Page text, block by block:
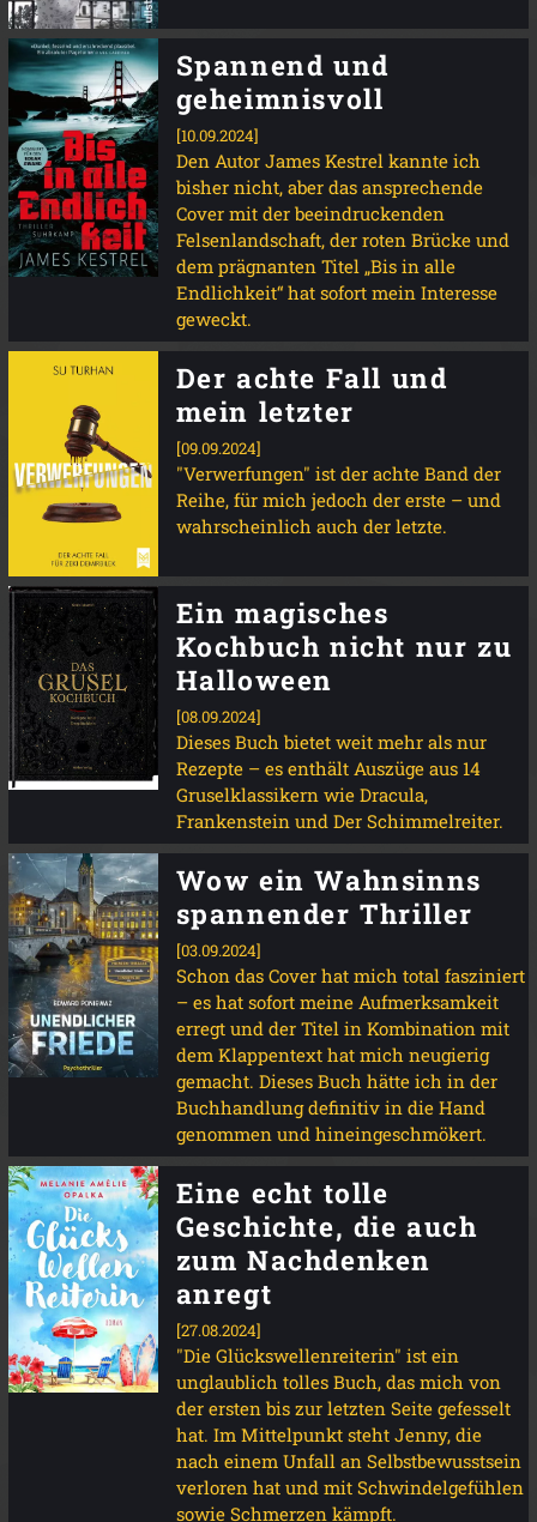
Spannend und
geheimnisvoll
[10.09.2024]
Den Autor James Kestrel kannte ich
bisher nicht, aber das ansprechende
Cover mit der beeindruckenden
Felsenlandschaft, der roten Brücke und
dem prägnanten Titel „Bis in alle
Endlichkeit“ hat sofort mein Interesse
geweckt.
Der achte Fall und
mein letzter
[09.09.2024]
"Verwerfungen" ist der achte Band der
Reihe, für mich jedoch der erste – und
wahrscheinlich auch der letzte.
Ein magisches
Kochbuch nicht nur zu
Halloween
[08.09.2024]
Dieses Buch bietet weit mehr als nur
Rezepte – es enthält Auszüge aus 14
Gruselklassikern wie Dracula,
Frankenstein und Der Schimmelreiter.
Wow ein Wahnsinns
spannender Thriller
[03.09.2024]
Schon das Cover hat mich total fasziniert
– es hat sofort meine Aufmerksamkeit
erregt und der Titel in Kombination mit
dem Klappentext hat mich neugierig
gemacht. Dieses Buch hätte ich in der
Buchhandlung definitiv in die Hand
genommen und hineingeschmökert.
Eine echt tolle
Geschichte, die auch
zum Nachdenken
anregt
[27.08.2024]
"Die Glückswellenreiterin" ist ein
unglaublich tolles Buch, das mich von
der ersten bis zur letzten Seite gefesselt
hat. Im Mittelpunkt steht Jenny, die
nach einem Unfall an Selbstbewusstsein
verloren hat und mit Schwindelgefühlen
sowie Schmerzen kämpft.